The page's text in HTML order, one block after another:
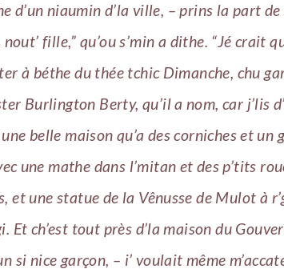
d’un niaumin d’la ville, – prins la part
fille,” qu’ou s’min a dithe. “Jé crait
à béthe du thée tchic Dimanche, chu
Burlington Berty, qu’il a nom, car j’lis
belle maison qu’a des corniches et un
une mathe dans l’mitan et des p’tits
et une statue de la Vênusse de Mulot à
Et ch’est tout près d’la maison du
si nice garçon, – i’ voulait même